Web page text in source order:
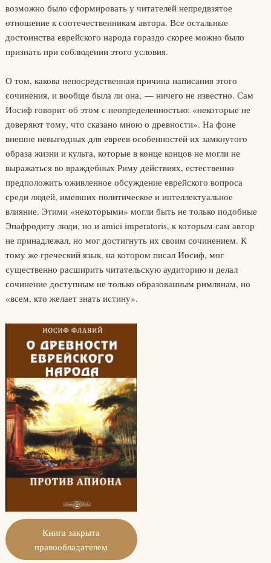
возможно было сформировать у читателей непредвзятое
отношение к соотечественникам автора. Все остальные
достоинства еврейского народа гораздо скорее можно было
признать при соблюдении этого условия.
О том, какова непосредственная причина написания этого
сочинения, и вообще была ли она, — ничего не известно. Сам
Иосиф говорит об этом с неопределенностью: «некоторые не
доверяют тому, что сказано мною о древности». На фоне
внешне невыгодных для евреев особенностей их замкнутого
образа жизни и культа, которые в конце концов не могли не
выражаться во враждебных Риму действиях, естественно
предположить оживленное обсуждение еврейского вопроса
среди людей, имевших политическое и интеллектуальное
влияние. Этими «некоторыми» могли быть не только подобные
Эпафродиту люди, но и amici imperatoris, к которым сам автор
не принадлежал, но мог достигнуть их своим сочинением. К
тому же греческий язык, на котором писал Иосиф, мог
существенно расширить читательскую аудиторию и делал
сочинение доступным не только образованным римлянам, но
«всем, кто желает знать истину».
Книга закрыта
правообладателем